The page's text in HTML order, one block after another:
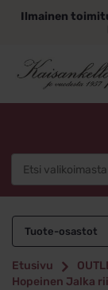
sisältöönIlmainen
Tuote-osastot
Etusivu
Hopeinen Jalka